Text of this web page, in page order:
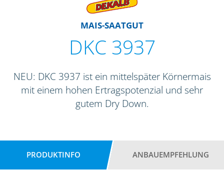
MAIS-SAATGUT
DKC 3937
NEU: DKC 3937 ist ein mittelspäter Körnermais
mit einem hohen Ertragspotenzial und sehr
gutem Dry Down.
PRODUKTINFO ANBAUEMPFEHLUNG